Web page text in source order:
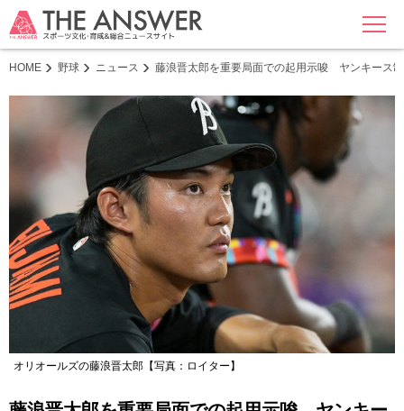
MENU
HOME 野球 ニュース 藤浪晋太郎を重要局面での起用示唆 ヤンキース
オリオールズの藤浪晋太郎【写真：ロイター】